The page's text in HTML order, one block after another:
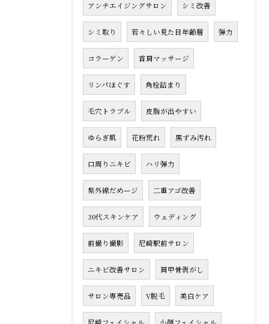
アンチエイジングサロン シミ改善
シミ取り 若々しい見た目年齢層 弾力
コラーゲン 首肩マッサージ
リンパほぐす 角栓詰まり
毛穴トラブル 皮脂が出やすい
ゆらぎ肌 花粉荒れ 黒ずみ汚れ
口周りニキビ ハリ弾力
紫外線だめージ 二重アゴ改善
30代スキンケア ウェディング
前撮り撮影 尼崎駅前サロン
ニキビ改善サロン 肩甲骨剥がし
サロン専売品 V脱毛 美白ケア